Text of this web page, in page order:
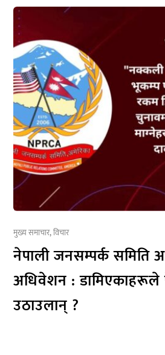
मुख्य समाचार,विचार
नेपाली जनसम्पर्क समिति
अधिवेशन : डामिएकाहरूले
उठाउलान् ?